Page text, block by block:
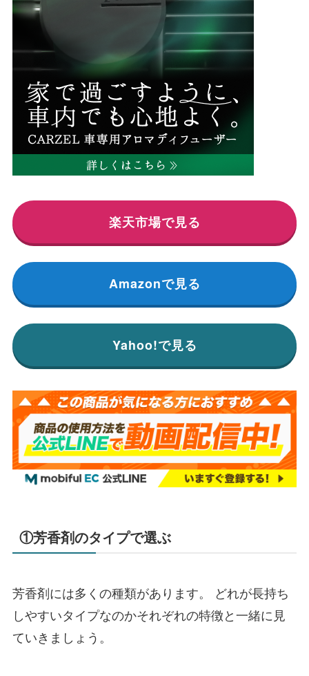
楽天市場で見る
Amazonで見る
Yahoo!で見る
①芳香剤のタイプで選ぶ
芳香剤には多くの種類があります。 どれが長持ち
しやすいタイプなのかそれぞれの特徴と一緒に見
ていきましょう。